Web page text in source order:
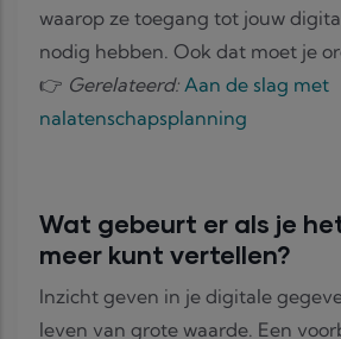
waarop ze toegang tot jouw
nodig hebben. Ook dat moet je
👉 Gerelateerd: Aan de slag met
nalatenschapsplanning
Wat gebeurt er als je
meer kunt vertellen?
Inzicht geven in je digitale
leven van grote waarde. Een